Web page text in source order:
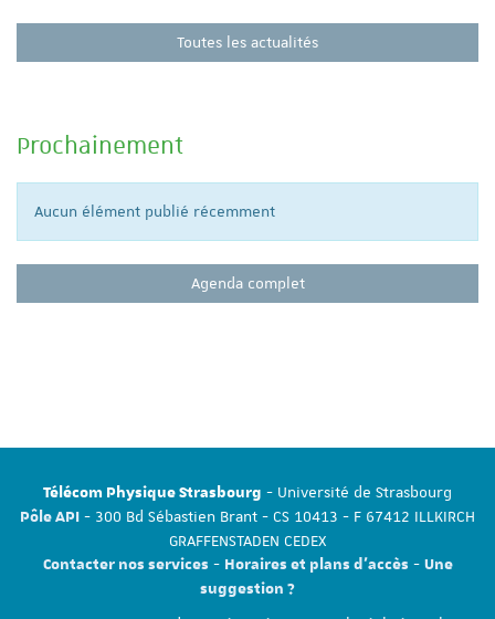
Toutes les actualités
Prochainement
Aucun élément publié récemment
Agenda complet
Télécom Physique Strasbourg - Université de Strasbourg
Pôle API - 300 Bd Sébastien Brant - CS 10413 - F 67412 ILLKIRCH
GRAFFENSTADEN CEDEX
Contacter nos services - Horaires et plans d'accès - Une
suggestion ?